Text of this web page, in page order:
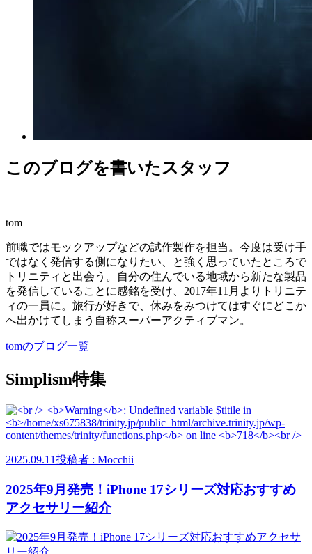
このブログを書いたスタッフ
tom
前職ではモックアップなどの試作製作を担当。今度は受け手
ではなく発信する側になりたい、と強く思っていたところで
トリニティと出会う。自分の住んでいる地域から新たな製品
を発信していることに感銘を受け、2017年11月よりトリニテ
ィの一員に。旅行が好きで、休みをみつけてはすぐにどこか
へ出かけてしまう自称スーパーアクティブマン。
tomのブログ一覧
Simplism特集
2025.09.11投稿者 : Mocchii
2025年9月発売！iPhone 17シリーズ対応おすすめ
アクセサリー紹介